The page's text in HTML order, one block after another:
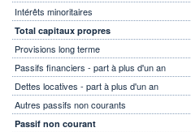
Intérêts minoritaires
Total capitaux propres
Provisions long terme
Passifs financiers - part à plus d'un an
Dettes locatives - part à plus d'un an
Autres passifs non courants
Passif non courant